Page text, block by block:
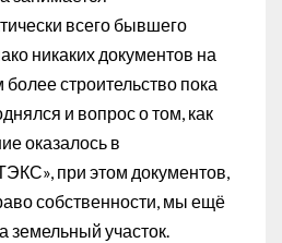
всего бывшего
никаких документов на
строительство пока
и вопрос о том, как
оказалось в
при этом документов,
собственности, мы ещё
земельный участок.